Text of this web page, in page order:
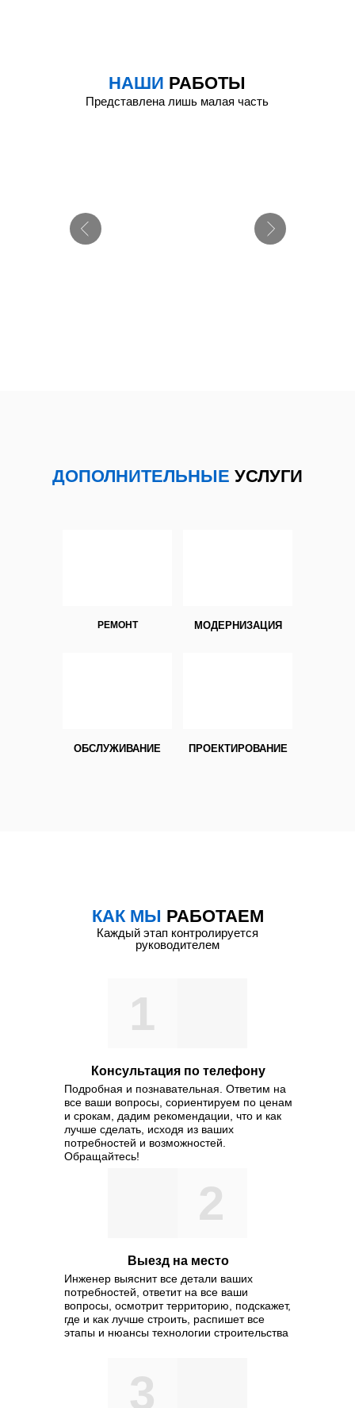
НАШИ РАБОТЫ
Представлена лишь малая часть
ДОПОЛНИТЕЛЬНЫЕ УСЛУГИ
РЕМОНТ МОДЕРНИЗАЦИЯ
ОБСЛУЖИВАНИЕ ПРОЕКТИРОВАНИЕ
КАК МЫ РАБОТАЕМ
Каждый этап контролируется
руководителем
Консультация по телефону
Подробная и познавательная. Ответим на
все ваши вопросы, сориентируем по ценам
и срокам, дадим рекомендации, что и как
лучше сделать, исходя из ваших
потребностей и возможностей.
Обращайтесь!
Выезд на место
Инженер выяснит все детали ваших
потребностей, ответит на все ваши
вопросы, осмотрит территорию, подскажет,
где и как лучше строить, распишет все
этапы и нюансы технологии строительства
1
2
3